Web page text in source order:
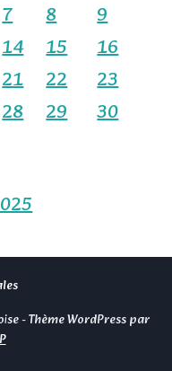
7 8
9
14 15
16
21 22
23
28 29
30
- Thème WordPress par